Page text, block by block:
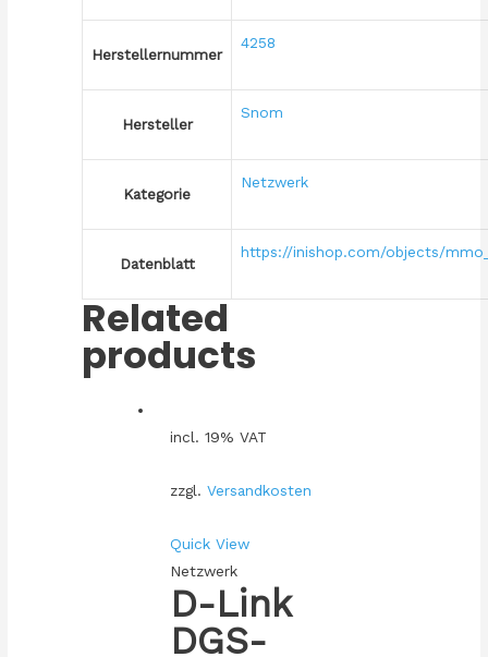
Herstellernummer
4258
Hersteller
Snom
Kategorie
Netzwerk
Datenblatt
https://inishop.com/objects/
Related
products
incl. 19% VAT
zzgl. Versandkosten
Quick View
Netzwerk
D-Link
DGS-